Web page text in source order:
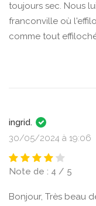
toujours sec. Nous
franconville où
comme tout
ingrid.
30/05/2024 à 19:06
Note de : 4 / 5
Bonjour, Très beau